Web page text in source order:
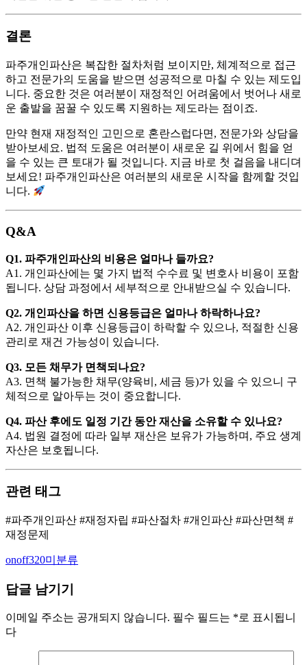
결론
파주개인파산은 복잡한 절차처럼 보이지만, 체계적으로 접근
하고 전문가의 도움을 받으면 성공적으로 마칠 수 있는 제도입
니다. 중요한 것은 여러분이 재정적인 어려움에서 벗어나 새로
운 출발을 꿈꿀 수 있도록 지원하는 제도라는 점이죠.
만약 현재 재정적인 고민으로 혼란스럽다면, 전문가와 상담을
받아보세요. 법적 도움은 여러분이 새로운 길 위에서 힘을 얻
을 수 있는 큰 토대가 될 것입니다. 지금 바로 첫 걸음을 내디뎌
보세요! 파주개인파산은 여러분의 새로운 시작을 함께할 것입
니다.
Q&A
Q1. 파주개인파산의 비용은 얼마나 들까요?
A1. 개인파산에는 몇 가지 법적 수수료 및 변호사 비용이 포함
됩니다. 상담 과정에서 세부적으로 안내받으실 수 있습니다.
Q2. 개인파산을 하면 신용등급은 얼마나 하락하나요?
A2. 개인파산 이후 신용등급이 하락할 수 있으나, 적절한 신용
관리로 재건 가능성이 있습니다.
Q3. 모든 채무가 면책되나요?
A3. 면책 불가능한 채무(양육비, 세금 등)가 있을 수 있으니 구
체적으로 알아두는 것이 중요합니다.
Q4. 파산 후에도 일정 기간 동안 재산을 소유할 수 있나요?
A4. 법원 결정에 따라 일부 재산은 보유가 가능하며, 주요 생계
자산은 보호됩니다.
관련 태그
#파주개인파산 #재정자립 #파산절차 #개인파산 #파산면책 #
재정문제
Author
onoff320Categories
미분류
답글 남기기
이메일 주소는 공개되지 않습니다. 필수 필드는 *로 표시됩니
다